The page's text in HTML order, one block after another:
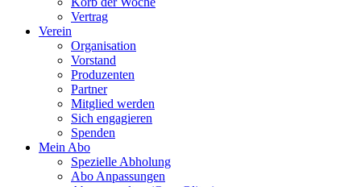
Vertrag
Verein
Organisation
Vorstand
Produzenten
Partner
Mitglied werden
Sich engagieren
Spenden
Mein Abo
Spezielle Abholung
Abo Anpassungen